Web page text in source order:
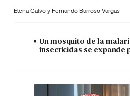
Elena Calvo y Fernando Barroso Vargas
Un mosquito de la
insecticidas se expande